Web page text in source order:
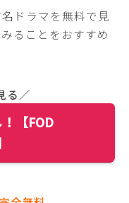
ドラマを無料で見
ることをおすすめ
る／
【FOD